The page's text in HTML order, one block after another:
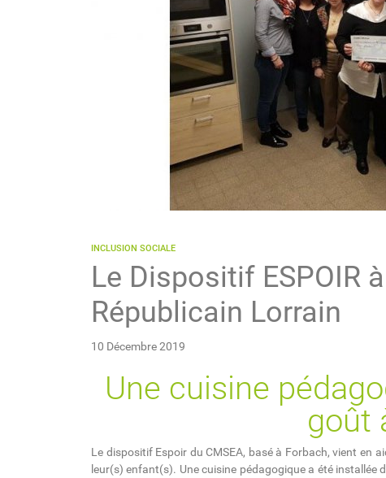
INCLUSION SOCIALE
Le Dispositif ESPOIR
Républicain Lorrain
10 Décembre 2019
Une cuisine
goût
Le dispositif Espoir du CMSEA, basé à Forbach, vient en
leur(s) enfant(s). Une cuisine pédagogique a été